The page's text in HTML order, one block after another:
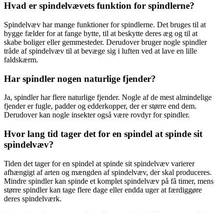
Hvad er spindelvævets funktion for spindlerne?
Spindelvæv har mange funktioner for spindlerne. Det bruges til at
bygge fælder for at fange bytte, til at beskytte deres æg og til at
skabe boliger eller gemmesteder. Derudover bruger nogle spindler
tråde af spindelvæv til at bevæge sig i luften ved at lave en lille
faldskærm.
Har spindler nogen naturlige fjender?
Ja, spindler har flere naturlige fjender. Nogle af de mest almindelige
fjender er fugle, padder og edderkopper, der er større end dem.
Derudover kan nogle insekter også være rovdyr for spindler.
Hvor lang tid tager det for en spindel at spinde sit
spindelvæv?
Tiden det tager for en spindel at spinde sit spindelvæv varierer
afhængigt af arten og mængden af spindelvæv, der skal produceres.
Mindre spindler kan spinde et komplet spindelvæv på få timer, mens
større spindler kan tage flere dage eller endda uger at færdiggøre
deres spindelværk.